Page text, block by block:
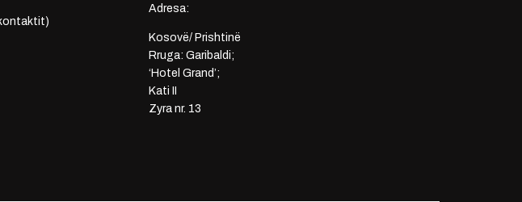
Adresa:
Kosovë/ Prishtinë
Rruga: Garibaldi;
‘Hotel Grand’;
Kati II
Zyra nr. 13